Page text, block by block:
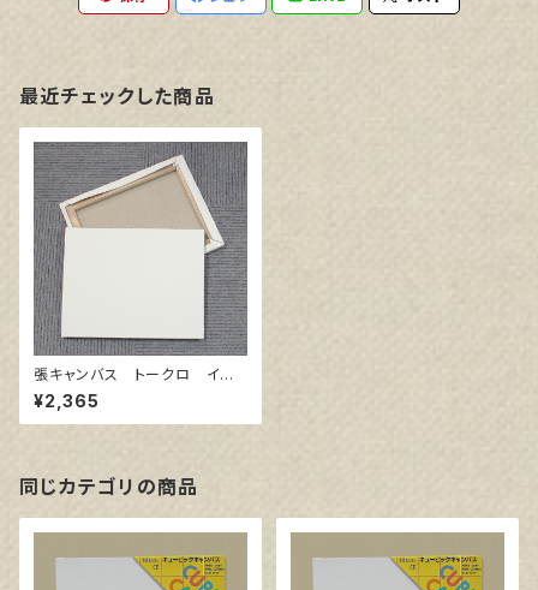
最近チェックした商品
張キャンバス トークロ イエ
ロー S6 410㎜×410㎜
¥2,365
同じカテゴリの商品